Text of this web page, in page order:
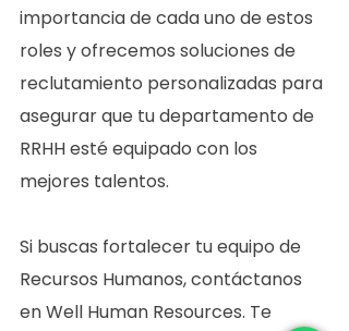
importancia de cada uno de estos
roles y ofrecemos soluciones de
reclutamiento personalizadas para
asegurar que tu departamento de
RRHH esté equipado con los
mejores talentos.
Si buscas fortalecer tu equipo de
Recursos Humanos, contáctanos
en Well Human Resources. Te